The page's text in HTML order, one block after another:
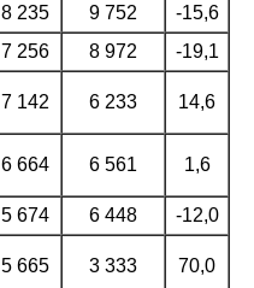
8 235 9 752
-15,6
7 256 8 972 -19,1
7 142 6 233 14,6
6 664 6 561 1,6
5 674 6 448 -12,0
5 665 3 333 70,0